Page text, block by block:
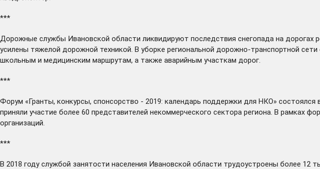
***
Дорожные службы Ивановской области ликвидируют последствия снегопада на дорогах
усилены тяжелой дорожной техникой. В уборке региональной дорожно-транспортной
школьным и медицинским маршрутам, а также аварийным участкам дорог.
***
Форум «Гранты, конкурсы, спонсорство - 2019: календарь поддержки для НКО» состоялся
приняли участие более 60 представителей некоммерческого сектора региона. В
организаций.
***
В 2018 году службой занятости населения Ивановской области трудоустроены более 12